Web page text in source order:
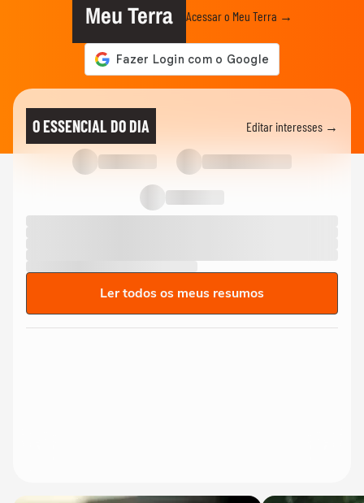
Meu Terra Acessar o Meu Terra →
O ESSENCIAL DO DIA Editar interesses →
Ler todos os meus resumos